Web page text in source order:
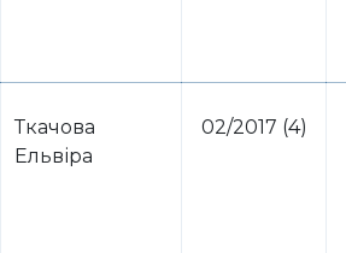
Ткачова
Ельвіра
02/2017 (4)